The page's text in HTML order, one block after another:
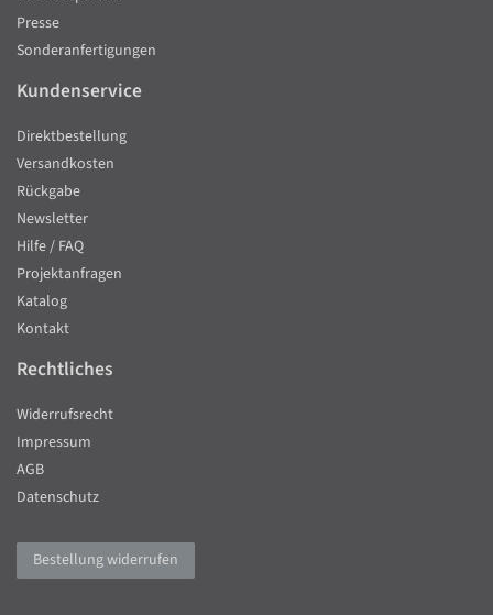
Presse
Sonderanfertigungen
Kundenservice
Direktbestellung
Versandkosten
Rückgabe
Newsletter
Hilfe / FAQ
Projektanfragen
Katalog
Kontakt
Rechtliches
Widerrufsrecht
Impressum
AGB
Datenschutz
Bestellung widerrufen